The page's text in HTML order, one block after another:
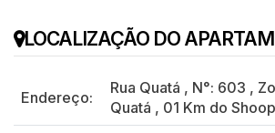
LOCALIZAÇÃO DO
Endereço:
Rua Quatá , N°: 603 ,
Quatá , 01 Km do